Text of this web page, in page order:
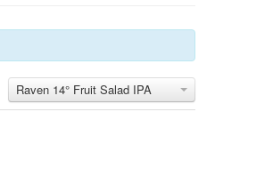
Raven 14° Fruit Salad IPA